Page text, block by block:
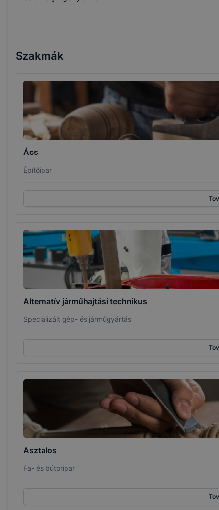
Szakmák
Ács
Építőipar
Alternatív járműhajtási technikus
Specializált gép- és járműgyártás
Asztalos
Fa- és bútoripar